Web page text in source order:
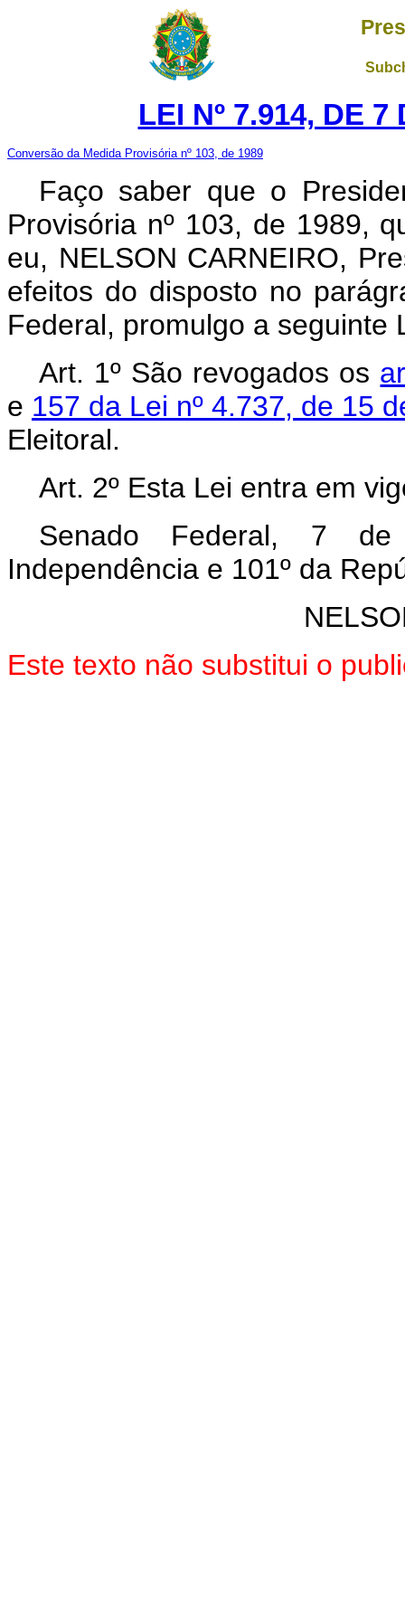
LEI Nº 7.914, DE
Conversão da Medida Provisória nº 103, de 1989
Faço saber que o
Provisória nº 103, de 1989,
eu, NELSON CARNEIRO,
efeitos do disposto no
Federal, promulgo a seguinte
Art. 1º São revogados os
e 157 da Lei nº 4.737, de 15
Eleitoral.
Art. 2º Esta Lei entra em
Senado Federal, 7
Independência e 101º da
Este texto não substitui o